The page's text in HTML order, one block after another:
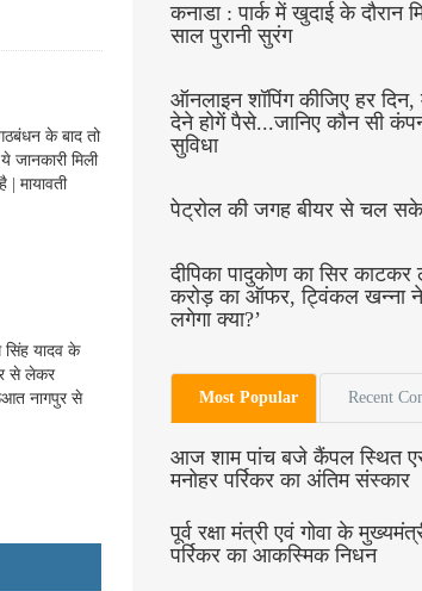
के बाद तो
मिली
मायावती
सिंह यादव के
से लेकर
नागपुर से
कनाडा : पार्क में खुदाई के दौरान
साल पुरानी सुरंग
ऑनलाइन शॉपिंग कीजिए हर
देने होगें पैसे...जानिए कौन सी
सुविधा
पेट्रोल की जगह बीयर से चल
दीपिका पादुकोण का सिर काटकर
करोड़ का ऑफर, ट्विंकल खन्ना ने
लगेगा क्या?’
Most Popular Recent
आज शाम पांच बजे कैंपल स्थित
मनोहर पर्रिकर का अंतिम संस्कार
पूर्व रक्षा मंत्री एवं गोवा के
पर्रिकर का आकस्मिक निधन